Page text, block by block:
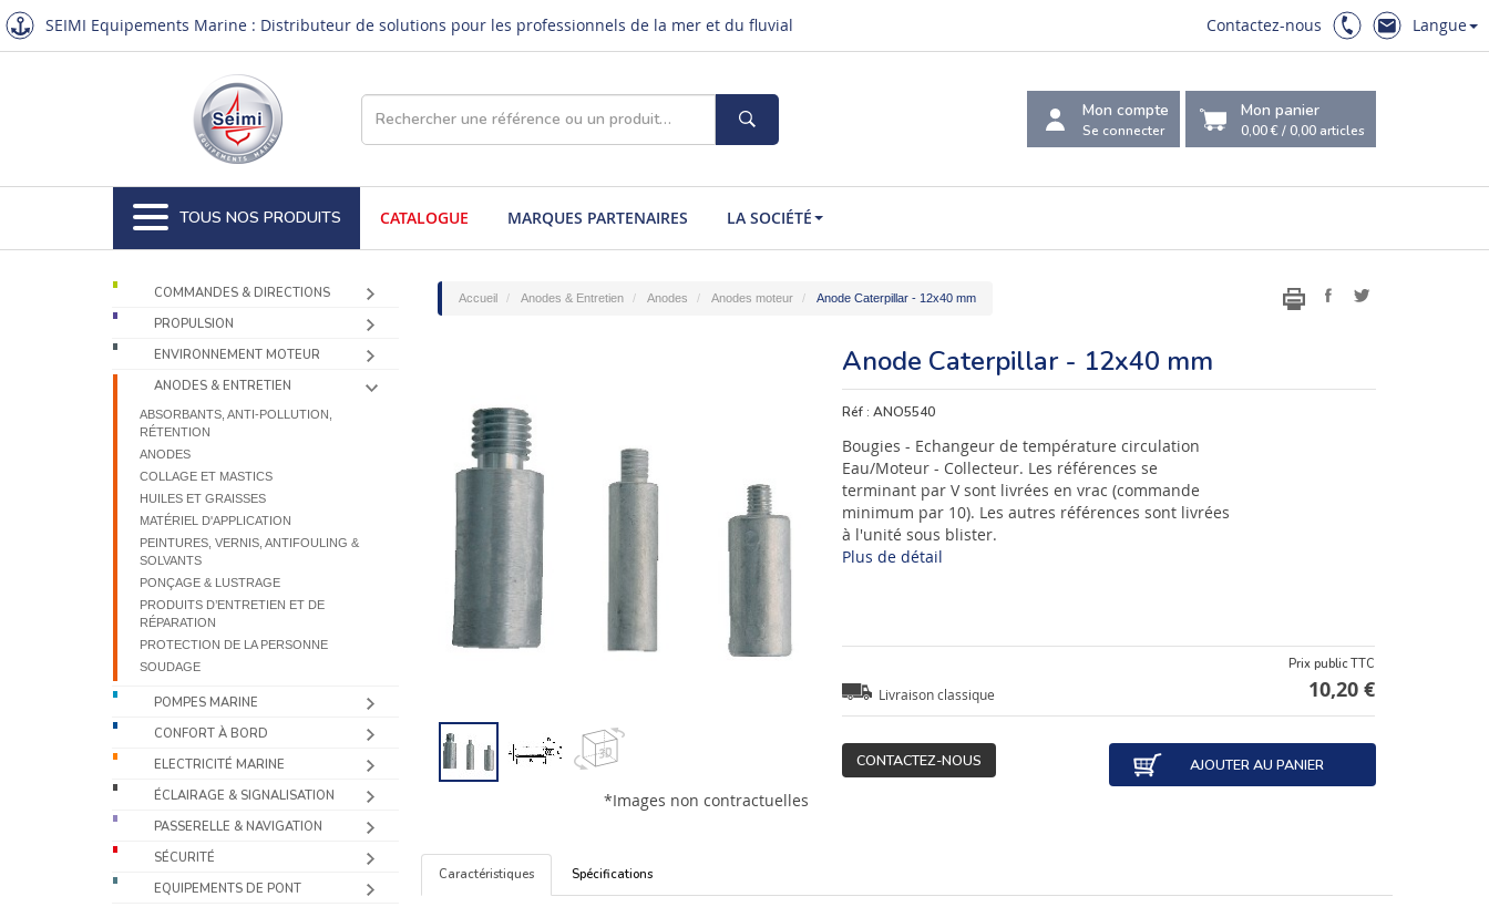
SEIMI Equipements Marine : Distributeur de solutions pour les professionnels de la mer et du fluvial Contactez-nous Langue
Mon compte
Se connecter
Mon panier
0,00 €/0,00 articles
TOUS NOS PRODUITS CATALOGUE MARQUES PARTENAIRES LA SOCIÉTÉ
COMMANDES & DIRECTIONS
PROPULSION
ENVIRONNEMENT MOTEUR
ANODES & ENTRETIEN
ABSORBANTS, ANTI-POLLUTION,
RÉTENTION
ANODES
COLLAGE ET MASTICS
HUILES ET GRAISSES
MATÉRIEL D'APPLICATION
PEINTURES, VERNIS, ANTIFOULING &
SOLVANTS
PONÇAGE & LUSTRAGE
PRODUITS D’ENTRETIEN ET DE
RÉPARATION
PROTECTION DE LA PERSONNE
SOUDAGE
POMPES MARINE
CONFORT À BORD
ELECTRICITÉ MARINE
ÉCLAIRAGE & SIGNALISATION
PASSERELLE & NAVIGATION
SÉCURITÉ
EQUIPEMENTS DE PONT
Accueil Anodes & Entretien Anodes Anodes moteur Anode Caterpillar - 12x40 mm
*Images non contractuelles
Anode Caterpillar - 12x40 mm
Réf :ANO5540
Bougies - Echangeur de température circulation
Eau/Moteur - Collecteur. Les références se
terminant par V sont livrées en vrac (commande
minimum par 10). Les autres références sont livrées
à l'unité sous blister.
Plus de détail
Livraison classique
Prix public TTC
10,20 €
CONTACTEZ-NOUS AJOUTER AU PANIER
Caractéristiques Spécifications